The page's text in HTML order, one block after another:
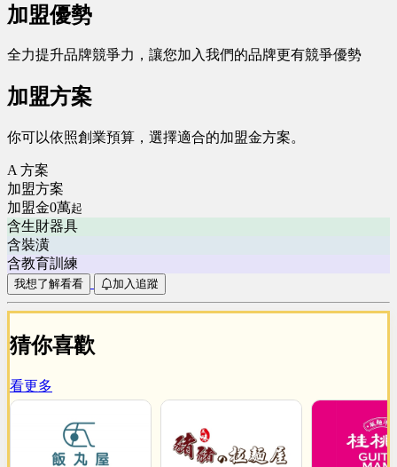
加盟優勢
全力提升品牌競爭力，讓您加入我們的品牌更有競爭優勢
加盟方案
你可以依照創業預算，選擇適合的加盟金方案。
A 方案
加盟方案
加盟金0萬起
含生財器具
含裝潢
含教育訓練
我想了解看看 加入追蹤
猜你喜歡
看更多